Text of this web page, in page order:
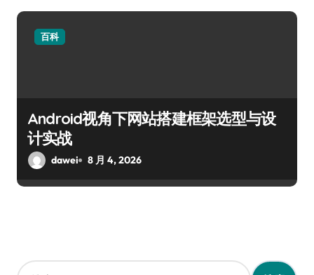
百科
Android视角下网站搭建框架选型与设
计实战
dawei 8 月 4, 2026
搜